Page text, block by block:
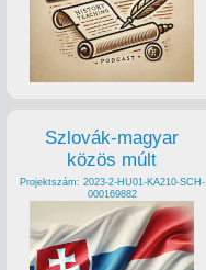
Szlovák-magyar
közös múlt
Projektszám: 2023-2-HU01-KA210-SCH-
000169882